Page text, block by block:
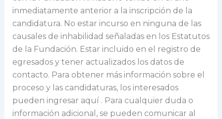
inmediatamente anterior a la inscripción de la
candidatura. No estar incurso en ninguna de las
causales de inhabilidad señaladas en los Estatutos
de la Fundación. Estar incluido en el registro de
egresados y tener actualizados los datos de
contacto. Para obtener más información sobre el
proceso y las candidaturas, los interesados
pueden ingresar aquí . Para cualquier duda o
información adicional, se pueden comunicar al